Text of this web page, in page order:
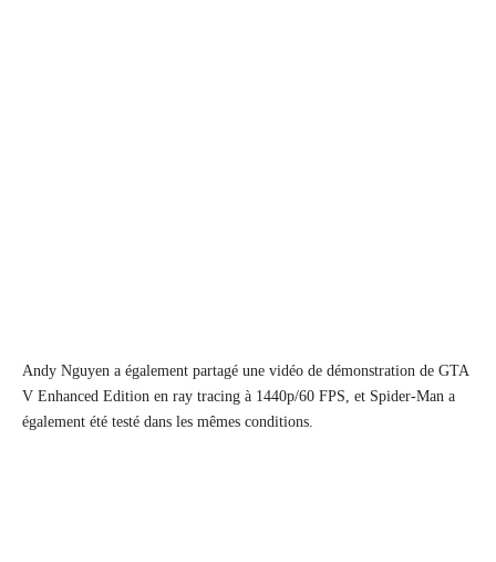
Andy Nguyen a également partagé une vidéo de démonstration de GTA
V Enhanced Edition en ray tracing à 1440p/60 FPS, et Spider-Man a
également été testé dans les mêmes conditions.